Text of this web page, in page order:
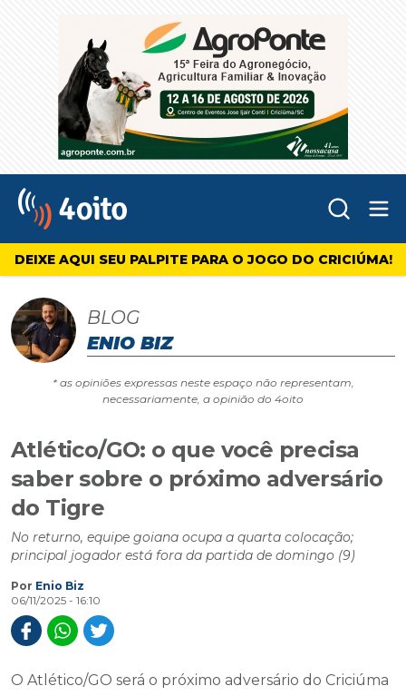
4oito
DEIXE AQUI SEU PALPITE PARA O JOGO DO CRICIÚMA!
BLOG
ENIO BIZ
* as opiniões expressas neste espaço não representam,
necessariamente, a opinião do 4oito
Atlético/GO: o que você precisa
saber sobre o próximo adversário
do Tigre
No returno, equipe goiana ocupa a quarta colocação;
principal jogador está fora da partida de domingo (9)
Por Enio Biz
06/11/2025 - 16:10
O Atlético/GO será o próximo adversário do Criciúma